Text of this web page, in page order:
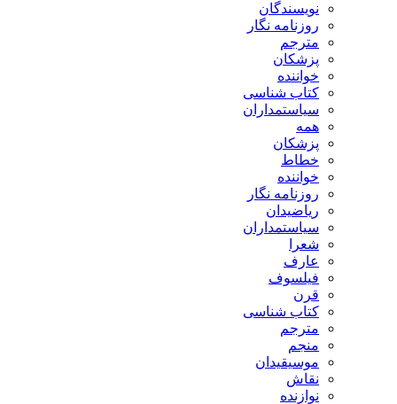
نویسندگان
روزنامه نگار
مترجم
پزشکان
خواننده
کتاب شناسی
سیاستمداران
همه
پزشکان
خطاط
خواننده
روزنامه نگار
ریاضیدان
سیاستمداران
شعرا
عارف
فیلسوف
قرن
کتاب شناسی
مترجم
منجم
موسیقیدان
نقاش
نوازنده